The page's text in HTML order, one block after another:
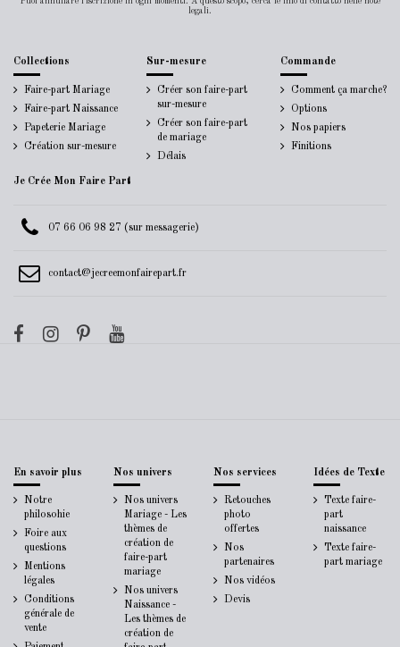
Puoi annullare l'iscrizione in ogni momenti. A questo scopo, cerca le info di contatto nelle note
legali.
Collections
Faire-part Mariage
Faire-part Naissance
Papeterie Mariage
Création sur-mesure
Sur-mesure
Créer son faire-part
sur-mesure
Créer son faire-part
de mariage
Délais
Commande
Comment ça marche?
Options
Nos papiers
Finitions
Je Crée Mon Faire Part
07 66 06 98 27 (sur messagerie)
contact@jecreemonfairepart.fr
En savoir plus
Notre
philosohie
Foire aux
questions
Mentions
légales
Conditions
générale de
vente
Nos univers
Nos univers
Mariage - Les
thèmes de
création de
faire-part
mariage
Nos univers
Naissance -
Les thèmes de
création de
Nos services
Retouches
photo
offertes
Nos
partenaires
Nos vidéos
Devis
Idées de Texte
Texte faire-
part
naissance
Texte faire-
part mariage